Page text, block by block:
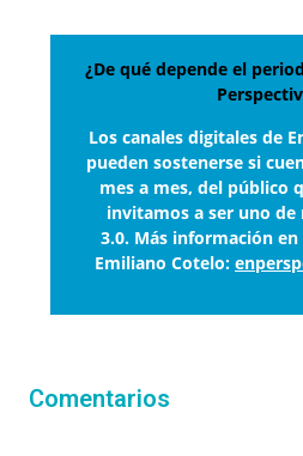
¿De qué depende el
Los canales digitales de
pueden sostenerse si
mes a mes, del público
invitamos a ser uno de
3.0. Más información
Emiliano Cotelo:
Comentarios